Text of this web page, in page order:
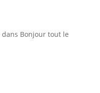
dans Bonjour tout le